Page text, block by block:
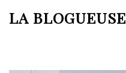
auLA BLOGUEUSE